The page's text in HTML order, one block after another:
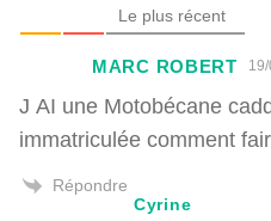
Le plus récent
MARC ROBERT
J AI une Motobécane
immatriculée comment
Répondre
Cyrine